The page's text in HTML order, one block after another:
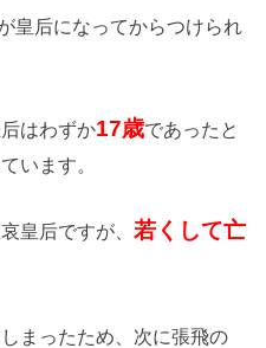
皇后になってからつけられ
はわずか17歳であったと
います。
皇后ですが、若くして亡
まったため、次に張飛の